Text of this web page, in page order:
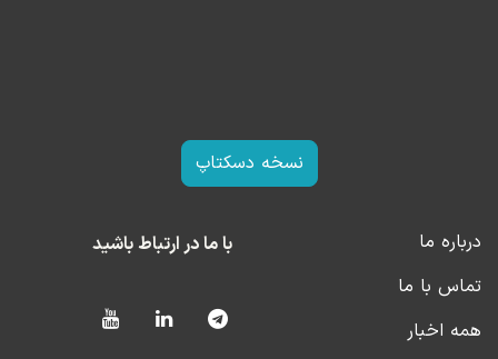
نسخه دسکتاپ
درباره ما
تماس با ما
همه اخبار
با ما در ارتباط باشید